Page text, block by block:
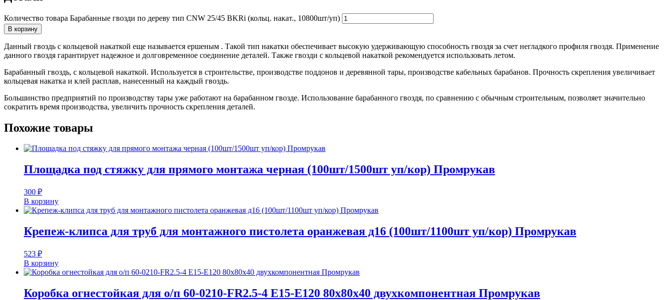
Количество товара Барабанные гвозди по дереву тип CNW 25/45 BKRi (кольц. накат., 10800шт/уп)
В корзину
Данный гвоздь с кольцевой накаткой еще называется ершеным . Такой тип накатки обеспечивает высокую удерживающую способность гвоздя за счет негладкого профиля гвоздя. Применение
данного гвоздя гарантирует надежное и долговременное соединение деталей. Также гвозди с кольцевой накаткой рекомендуется использовать летом.
Барабанный гвоздь, с кольцевой накаткой. Используется в строительстве, производстве поддонов и деревянной тары, производстве кабельных барабанов. Прочность скрепления увеличивает
кольцевая накатка и клей расплав, нанесенный на каждый гвоздь.
Большинство предприятий по производству тары уже работают на барабанном гвозде. Использование барабанного гвоздя, по сравнению с обычным строительным, позволяет значительно
сократить время производства, увеличить прочность скрепления деталей.
Похожие товары
Площадка под стяжку для прямого монтажа черная (100шт/1500шт уп/кор) Промрукав
300 ₽
В корзину
Крепеж-клипса для труб для монтажного пистолета оранжевая д16 (100шт/1100шт уп/кор) Промрукав
523 ₽
В корзину
Коробка огнестойкая для о/п 60-0210-FR2.5-4 Е15-Е120 80х80х40 двухкомпонентная Промрукав